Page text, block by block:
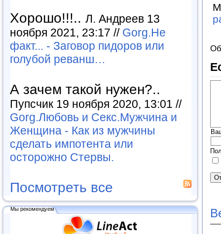
Хорошо!!!.. Л. Андреев 13
ноября 2021, 23:17 // Gorg.Не
факт... - Заговор пидоров или
голубой реванш…
А зачем такой нужен?..
Пупсчик 19 ноября 2020, 13:01 //
Gorg.Любовь и Секс.Мужчина и
Женщина - Как из мужчины
сделать импотента или
осторожно Стервы.
Посмотреть все
Мы рекомендуем